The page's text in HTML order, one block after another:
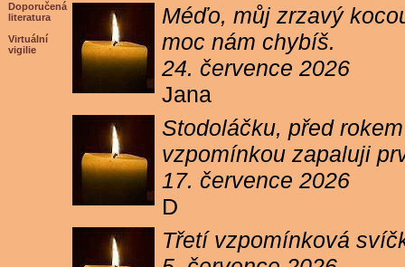
Doporučená
literatura
Virtuální
vigilie
Méďo, můj zrzavý
moc nám chybíš.
24. července 2026
Jana
Stodoláčku, před
vzpomínkou zapaluji
17. července 2026
D
Třetí vzpomínková